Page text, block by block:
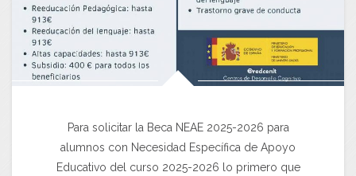
Para solicitar la Beca NEAE 2025-2026 para
alumnos con Necesidad Específica de Apoyo
Educativo del curso 2025-2026 lo primero que